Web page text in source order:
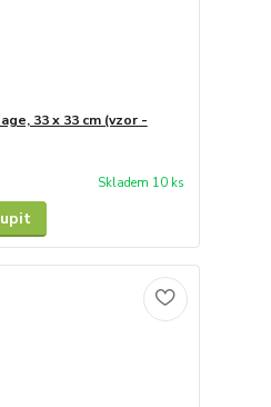
33 x 33 cm (vzor -
Skladem 10 ks